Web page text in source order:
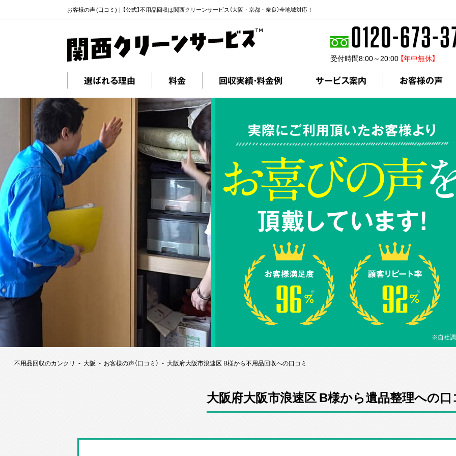
お客様の声 (口コミ)｜【公式】不用品回収は関西クリーンサービス（大阪・京都・奈良）全地域対応！
受付時間8:00～20:00 【年中無休】
選ばれる理由 料金 回収実績・料金例 サービス案内 お客様の声
実際にご利用頂いたお客様より
頂戴しています!
※自社
不用品回収のカンクリ 大阪 お客様の声（口コミ） 大阪府大阪市浪速区 B様から不用品回収への口コミ
大阪府大阪市浪速区 B様から遺品整理への